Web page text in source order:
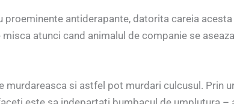
antiderapante, datorita careia
atunci cand animalul de companie se
murdareasca si astfel pot murdari culcusul. Prin